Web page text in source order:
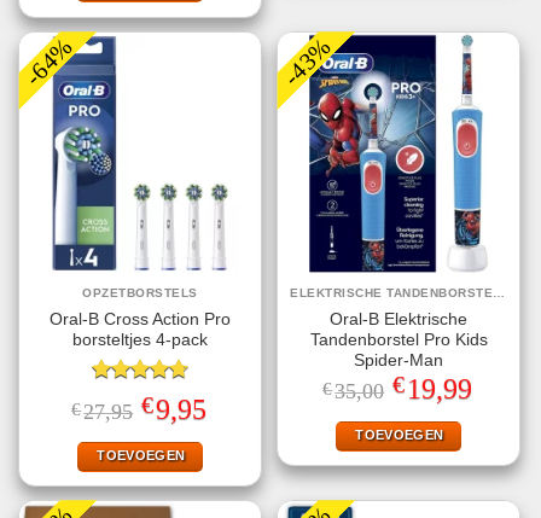
-64%
OPZETBORSTELS
Oral-B Cross Action Pro
borsteltjes 4-pack
Gewaardeerd
4.75uit 5
€27,95 Oorspronkelijke
prijs
was:
€27,95.
€9,95prijs
TOEVOEGEN
-43%
Oral-B Elektrische
Tandenborstel Pro Kids
Spider-Man
€35,00 Oorspronkelijke
prijs
was:
€35,00.
€19,99Huidige
prijs
TOEVOEGEN